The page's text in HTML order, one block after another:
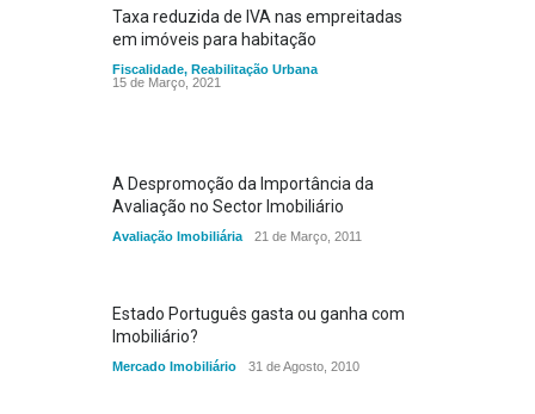
Taxa reduzida de IVA nas empreitadas
em imóveis para habitação
Fiscalidade, Reabilitação Urbana
15 de Março, 2021
A Despromoção da Importância da
Avaliação no Sector Imobiliário
Avaliação Imobiliária 21 de Março, 2011
Estado Português gasta ou ganha com
Imobiliário?
Mercado Imobiliário 31 de Agosto, 2010